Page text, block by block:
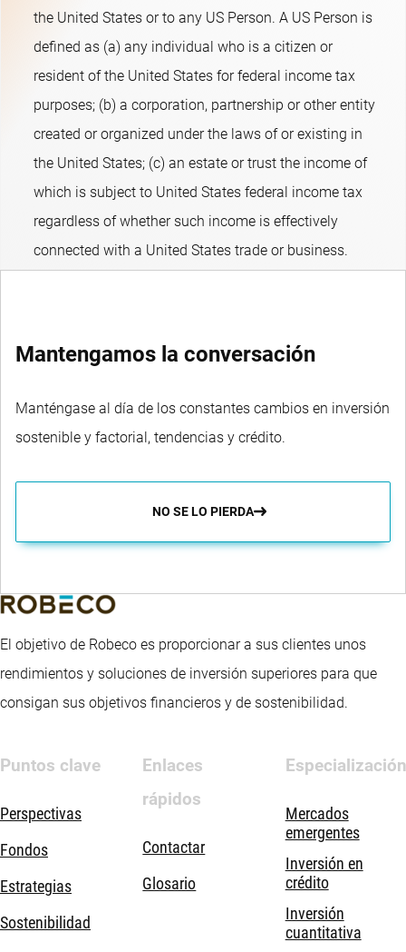
the United States or to any US Person. A US Person is
defined as (a) any individual who is a citizen or
resident of the United States for federal income tax
purposes; (b) a corporation, partnership or other entity
created or organized under the laws of or existing in
the United States; (c) an estate or trust the income of
which is subject to United States federal income tax
regardless of whether such income is effectively
connected with a United States trade or business.
Mantengamos la conversación
Manténgase al día de los constantes cambios en inversión
sostenible y factorial, tendencias y crédito.
NO SE LO PIERDA
El objetivo de Robeco es proporcionar a sus clientes unos
rendimientos y soluciones de inversión superiores para que
consigan sus objetivos financieros y de sostenibilidad.
Puntos clave
Perspectivas
Fondos
Estrategias
Sostenibilidad
Enlaces
rápidos
Contactar
Glosario
Especialización
Mercados
emergentes
Inversión en
crédito
Inversión
cuantitativa